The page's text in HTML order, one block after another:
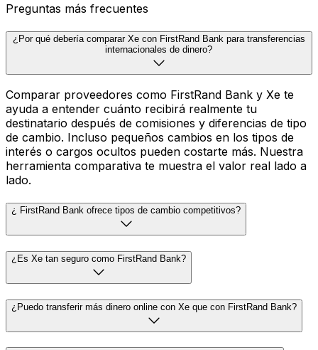
Preguntas más frecuentes
¿Por qué debería comparar Xe con FirstRand Bank para transferencias
internacionales de dinero?
Comparar proveedores como FirstRand Bank y Xe te
ayuda a entender cuánto recibirá realmente tu
destinatario después de comisiones y diferencias de tipo
de cambio. Incluso pequeños cambios en los tipos de
interés o cargos ocultos pueden costarte más. Nuestra
herramienta comparativa te muestra el valor real lado a
lado.
¿ FirstRand Bank ofrece tipos de cambio competitivos?
¿Es Xe tan seguro como FirstRand Bank?
¿Puedo transferir más dinero online con Xe que con FirstRand Bank?